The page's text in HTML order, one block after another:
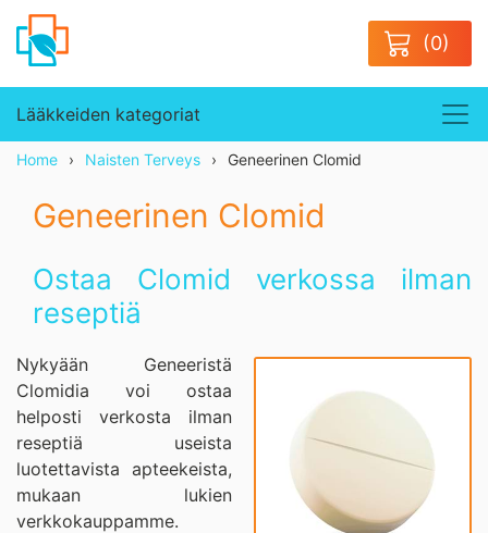
(0)
Lääkkeiden kategoriat
Home Naisten Terveys Geneerinen Clomid
Geneerinen Clomid
Ostaa Clomid verkossa ilman
reseptiä
Nykyään Geneeristä
Clomidia voi ostaa
helposti verkosta ilman
reseptiä useista
luotettavista apteekeista,
mukaan lukien
verkkokauppamme.